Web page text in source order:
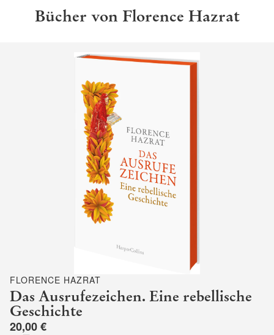
Bücher von Florence Hazrat
FLORENCE HAZRAT
Das Ausrufezeichen. Eine rebellische
Geschichte
20,00 €